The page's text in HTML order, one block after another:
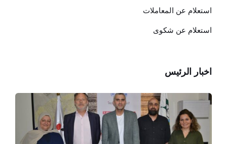
استعلام عن المعاملات
استعلام عن شكوى
اخبار الرئيس